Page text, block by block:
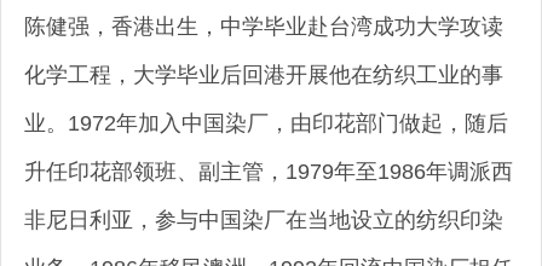
陈健强，香港出生，中学毕业赴台湾成功大学攻读
化学工程，大学毕业后回港开展他在纺织工业的事
业。1972年加入中国染厂，由印花部门做起，随后
升任印花部领班、副主管，1979年至1986年调派西
非尼日利亚，参与中国染厂在当地设立的纺织印染